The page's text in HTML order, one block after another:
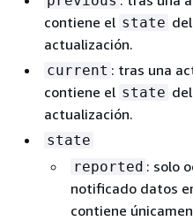
contiene el state
actualización.
current : tras una
contiene el state
actualización.
state
reported : solo
notificado datos
contiene